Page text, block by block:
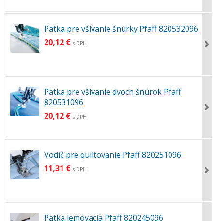
Pätka pre všívanie šnúrky Pfaff 820532096
20,12 € s DPH
Pätka pre všívanie dvoch šnúrok Pfaff
820531096
20,12 € s DPH
Vodič pre quiltovanie Pfaff 820251096
11,31 € s DPH
Pätka lemovacia Pfaff 820245096